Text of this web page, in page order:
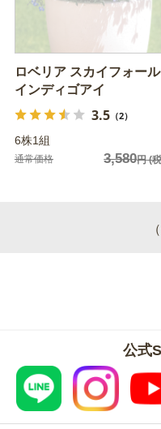
ロベリア スカイフォール
インディゴアイ
3.5（2）
6株1組
通常価格 3,580円(
公式